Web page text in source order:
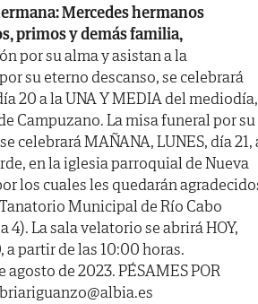
Mercedes hermanos
primos y demás familia,
por su alma y asistan a la
su eterno descanso, se celebrará
20 a la UNA Y MEDIA del mediodía,
Campuzano. La misa funeral por su
celebrará MAÑANA, LUNES, día 21,
en la iglesia parroquial de Nueva
los cuales les quedarán
Municipal de Río Cabo
4). La sala velatorio se abrirá HOY,
a partir de las 10:00 horas.
agosto de 2023. PÉSAMES POR